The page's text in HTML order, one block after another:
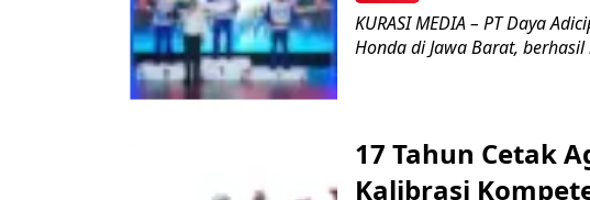
KURASI MEDIA – PT Daya
Honda di Jawa Barat,
17 Tahun Cetak
Kalibrasi